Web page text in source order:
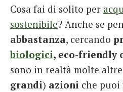
Cosa fai di solito per
sostenibile? Anche se
abbastanza, cercando
biologici, eco-friendly
sono in realtà molte altre
grandi) azioni che puoi